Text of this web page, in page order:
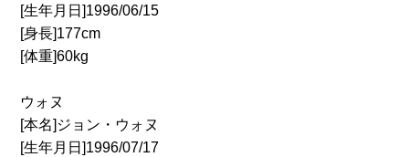
[生年月日]1996/06/15
[身長]177cm
[体重]60kg
ウォヌ
[本名]ジョン・ウォヌ
[生年月日]1996/07/17